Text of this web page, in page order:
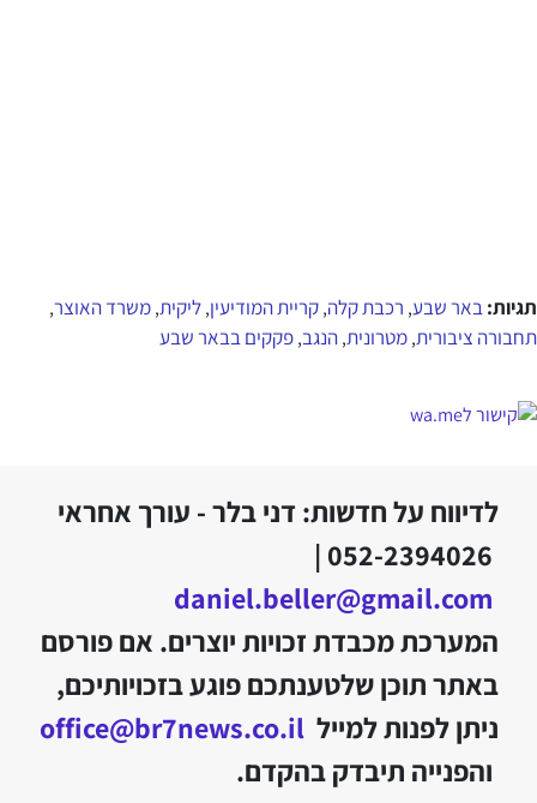
תגיות:באר שבע, רכבת קלה,קריית המודיעין,ליקית,משרד האוצר,
תחבורה ציבורית,מטרונית,הנגב,פקקים בבאר שבע
לדיווח על חדשות: דני בלר - עורך אחראי
052-2394026 |
daniel.beller@gmail.com
המערכת מכבדת זכויות יוצרים. אם פורסם
באתר תוכן שלטענתכם פוגע בזכויותיכם,
ניתן לפנות למייל office@br7news.co.il
והפנייה תיבדק בהקדם.